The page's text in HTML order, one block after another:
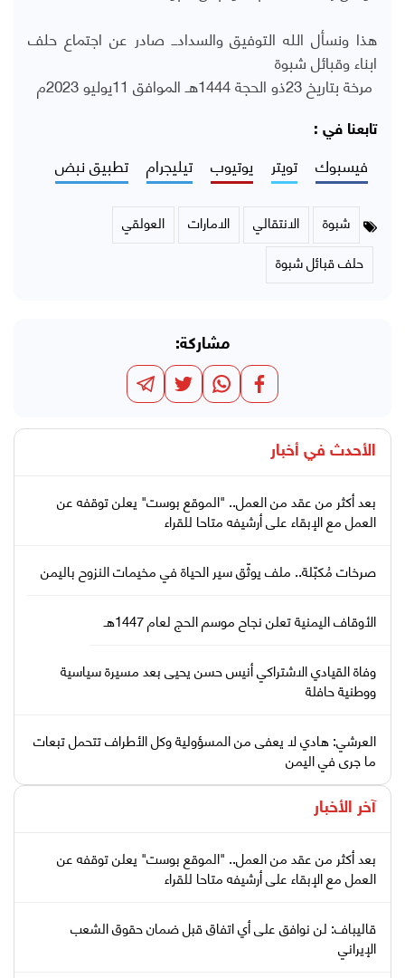
هذا ونسأل الله التوفيق والسدادــ صادر عن اجتماع حلف
ابناء وقبائل شبوة
مرخة بتاريخ 23ذو الحجة 1444هـ الموافق 11يوليو 2023م
تابعنا في :
فيسبوك تويتر يوتيوب تيليجرام تطبيق نبض
شبوة الانتقالي الامارات
العولقي
حلف قبائل شبوة
مشاركة:
الأحدث في أخبار
بعد أكثر من عقد من العمل.. "الموقع بوست" يعلن توقفه عن
العمل مع الإبقاء على أرشيفه متاحا للقراء
صرخات مُكبّلة.. ملف يوثّق سير الحياة في مخيمات النزوح باليمن
الأوقاف اليمنية تعلن نجاح موسم الحج لعام 1447هـ
وفاة القيادي الاشتراكي أنيس حسن يحيى بعد مسيرة سياسية
ووطنية حافلة
العرشي: هادي لا يعفى من المسؤولية وكل الأطراف تتحمل تبعات
ما جرى في اليمن
آخر الأخبار
بعد أكثر من عقد من العمل.. "الموقع بوست" يعلن توقفه عن
العمل مع الإبقاء على أرشيفه متاحا للقراء
قاليباف: لن نوافق على أي اتفاق قبل ضمان حقوق الشعب
الإيراني